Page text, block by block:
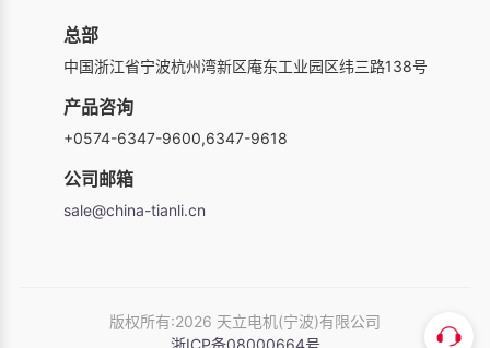
总部
中国浙江省宁波杭州湾新区庵东工业园区纬三路138号
产品咨询
+0574-6347-9600,6347-9618
公司邮箱
sale@china-tianli.cn
版权所有:2026 天立电机(宁波)有限公司
浙ICP备08000664号